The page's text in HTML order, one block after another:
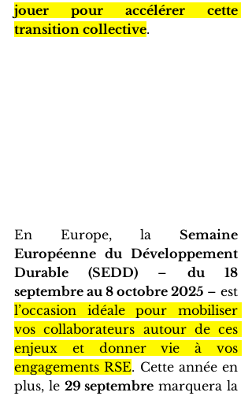
jouer pour accélérer cette
transition collective.
En Europe, la Semaine
Européenne du Développement
Durable (SEDD) – du 18
septembre au 8 octobre 2025
l’occasion idéale pour mobiliser
vos collaborateurs autour de ces
enjeux et donner vie à vos
engagements RSE. Cette année en
plus, le 29 septembre